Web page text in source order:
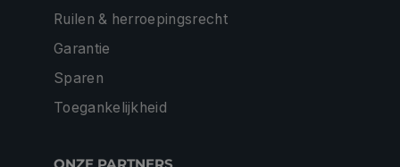
Ruilen & herroepingsrecht
Garantie
Sparen
Toegankelijkheid